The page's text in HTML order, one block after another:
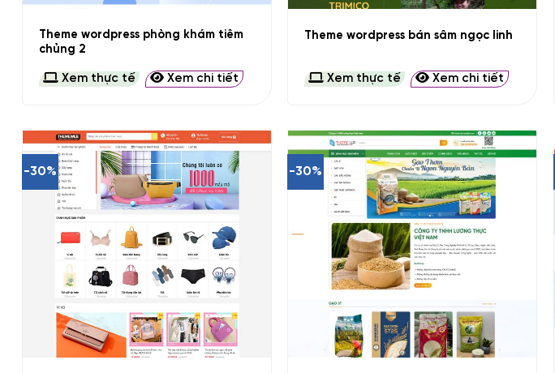
Theme wordpress phòng khám tiêm
chủng 2
Xem thực tế Xem chi tiết
Theme wordpress bán sâm ngọc linh
Xem thực tế Xem chi tiết
-30% -30%